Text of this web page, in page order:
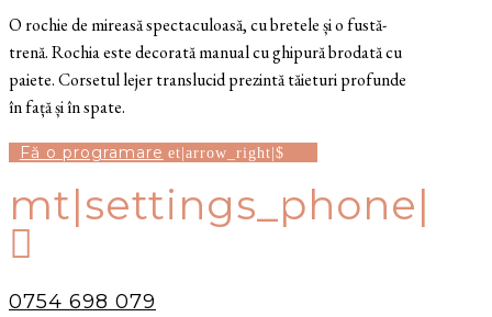
O rochie de mireasă spectaculoasă, cu bretele și o fustă-
trenă. Rochia este decorată manual cu ghipură brodată cu
paiete. Corsetul lejer translucid prezintă tăieturi profunde
în față și în spate.
Fă o programare
mt|settings_phone|

0754 698 079